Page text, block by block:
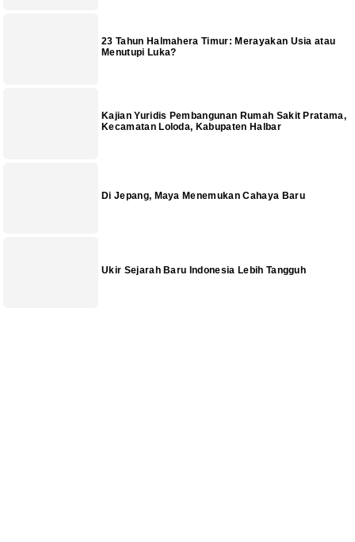
23 Tahun Halmahera Timur: Merayakan Usia atau
Menutupi Luka?
Kajian Yuridis Pembangunan Rumah Sakit Pratama,
Kecamatan Loloda, Kabupaten Halbar
Di Jepang, Maya Menemukan Cahaya Baru
Ukir Sejarah Baru Indonesia Lebih Tangguh